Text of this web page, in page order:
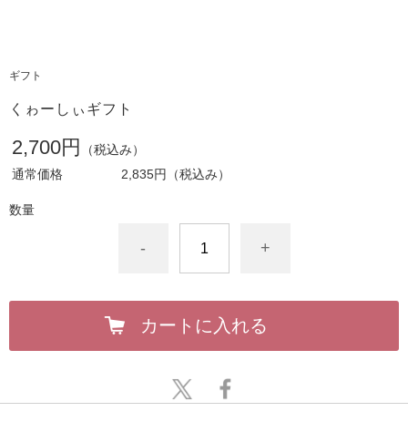
ギフト
くゎーしぃギフト
2,700円
（税込み）
通常価格
2,835円 （税込み）
数量
- +
カートに入れる